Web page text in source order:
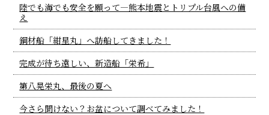
陸でも海でも安全を願って―熊本地震とトリプル台風への備
え
鋼材船「紺星丸」へ訪船してきました！
完成が待ち遠しい、新造船「栄希」
第八晃栄丸、最後の夏へ
今さら聞けない？お盆について調べてみました！